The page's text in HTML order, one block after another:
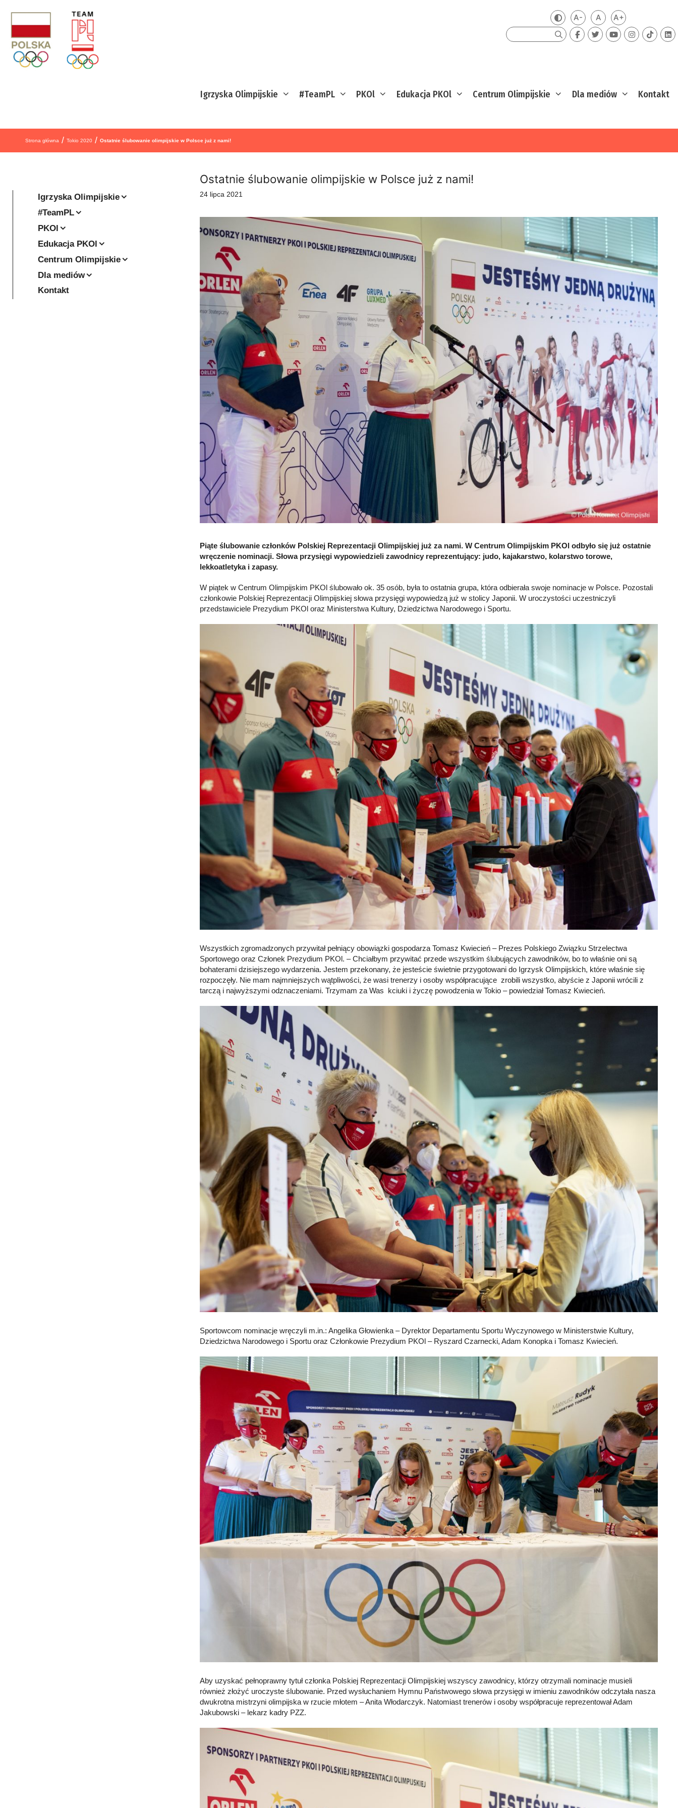
Zmień kontrast
A-Mniejsza czcionka
ADomyślna czcionka
A+Większa
Szukaj
Igrzyska Olimpijskie #TeamPL PKOl Edukacja PKOl Centrum Olimpijskie Dla mediów Kontakt
Strona główna / Tokio 2020 / Ostatnie ślubowanie olimpijskie w Polsce już z nami!
Ostatnie ślubowanie olimpijskie w Polsce już z nami!
24 lipca 2021
Piąte ślubowanie członków Polskiej Reprezentacji Olimpijskiej już za nami. W Centrum Olimpijskim PKOl odbyło się już ostatnie
wręczenie nominacji. Słowa przysięgi wypowiedzieli zawodnicy reprezentujący: judo, kajakarstwo, kolarstwo torowe,
lekkoatletyka i zapasy.
W piątek w Centrum Olimpijskim PKOl ślubowało ok. 35 osób, była to ostatnia grupa, która odbierała swoje nominacje w Polsce. Pozostali
członkowie Polskiej Reprezentacji Olimpijskiej słowa przysięgi wypowiedzą już w stolicy Japonii. W uroczystości uczestniczyli
przedstawiciele Prezydium PKOl oraz Ministerstwa Kultury, Dziedzictwa Narodowego i Sportu.
Wszystkich zgromadzonych przywitał pełniący obowiązki gospodarza Tomasz Kwiecień – Prezes Polskiego Związku Strzelectwa
Sportowego oraz Członek Prezydium PKOl. – Chciałbym przywitać przede wszystkim ślubujących zawodników, bo to właśnie oni są
bohaterami dzisiejszego wydarzenia. Jestem przekonany, że jesteście świetnie przygotowani do Igrzysk Olimpijskich, które właśnie się
rozpoczęły. Nie mam najmniejszych wątpliwości, że wasi trenerzy i osoby współpracujące zrobili wszystko, abyście z Japonii wrócili z
tarczą i najwyższymi odznaczeniami. Trzymam za Was kciuki i życzę powodzenia w Tokio – powiedział Tomasz Kwiecień.
Sportowcom nominacje wręczyli m.in.: Angelika Głowienka – Dyrektor Departamentu Sportu Wyczynowego w Ministerstwie Kultury,
Dziedzictwa Narodowego i Sportu oraz Członkowie Prezydium PKOl – Ryszard Czarnecki, Adam Konopka i Tomasz Kwiecień.
Aby uzyskać pełnoprawny tytuł członka Polskiej Reprezentacji Olimpijskiej wszyscy zawodnicy, którzy otrzymali nominacje musieli
również złożyć uroczyste ślubowanie. Przed wysłuchaniem Hymnu Państwowego słowa przysięgi w imieniu zawodników odczytała nasza
dwukrotna mistrzyni olimpijska w rzucie młotem – Anita Włodarczyk. Natomiast trenerów i osoby współpracuje reprezentował Adam
Jakubowski – lekarz kadry PZZ.
Igrzyska Olimpijskie
#TeamPL
PKOl
Edukacja PKOl
Centrum Olimpijskie
Dla mediów
Kontakt